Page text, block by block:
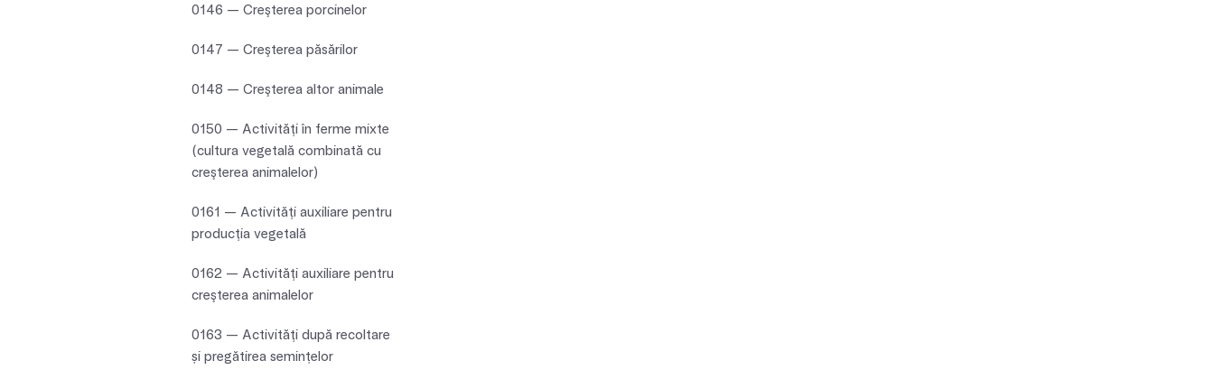
0146 — Creşterea porcinelor
0147 — Creşterea păsărilor
0148 — Creşterea altor animale
0150 — Activităţi în ferme mixte
(cultura vegetală combinată cu
creşterea animalelor)
0161 — Activităţi auxiliare pentru
producţia vegetală
0162 — Activităţi auxiliare pentru
creşterea animalelor
0163 — Activităţi după recoltare
și pregătirea semințelor